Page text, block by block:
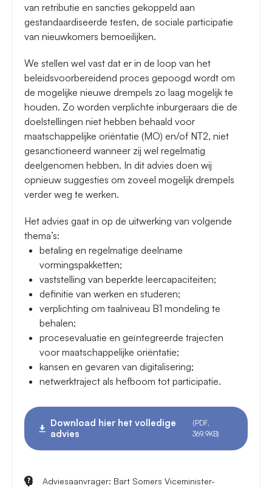
van retributie en sancties gekoppeld aan
gestandaardiseerde testen, de sociale participatie
van nieuwkomers bemoeilijken.
We stellen wel vast dat er in de loop van het
beleidsvoorbereidend proces gepoogd wordt om
de mogelijke nieuwe drempels zo laag mogelijk te
houden. Zo worden verplichte inburgeraars die de
doelstellingen niet hebben behaald voor
maatschappelijke oriëntatie (MO) en/of NT2, niet
gesanctioneerd wanneer zij wel regelmatig
deelgenomen hebben. In dit advies doen wij
opnieuw suggesties om zoveel mogelijk drempels
verder weg te werken.
Het advies gaat in op de uitwerking van volgende
thema’s:
betaling en regelmatige deelname
vormingspakketten;
vaststelling van beperkte leercapaciteiten;
definitie van werken en studeren;
verplichting om taalniveau B1 mondeling te
behalen;
procesevaluatie en geïntegreerde trajecten
voor maatschappelijke oriëntatie;
kansen en gevaren van digitalisering;
netwerktraject als hefboom tot participatie.
Download hier het volledige
advies
(PDF,
369.9KB)
Adviesaanvrager: Bart Somers Viceminister-